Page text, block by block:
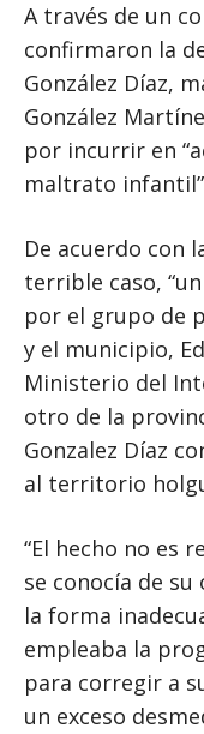
A través de un
confirmaron la
González Díaz,
González
por incurrir en
maltrato
De acuerdo con
terrible caso,
por el grupo de
y el municipio,
Ministerio del
otro de la
Gonzalez Díaz
al territorio
“El hecho no es
se conocía de
la forma
empleaba la
para corregir a
un exceso